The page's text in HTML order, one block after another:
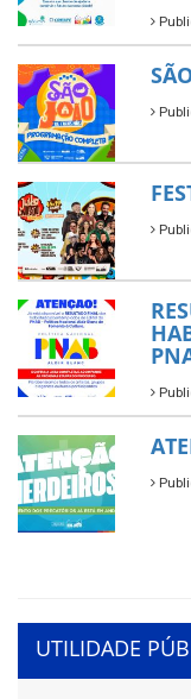
UTILIDADE